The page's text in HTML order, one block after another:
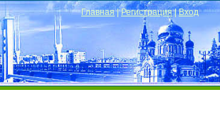
Главная|Регистрация|Вход